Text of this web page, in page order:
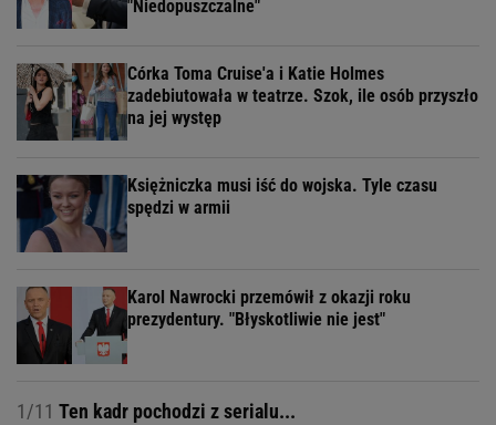
"Niedopuszczalne"
Córka Toma Cruise'a i Katie Holmes
zadebiutowała w teatrze. Szok, ile osób przyszło
na jej występ
Księżniczka musi iść do wojska. Tyle czasu
spędzi w armii
Karol Nawrocki przemówił z okazji roku
prezydentury. "Błyskotliwie nie jest"
1/11 Ten kadr pochodzi z serialu...